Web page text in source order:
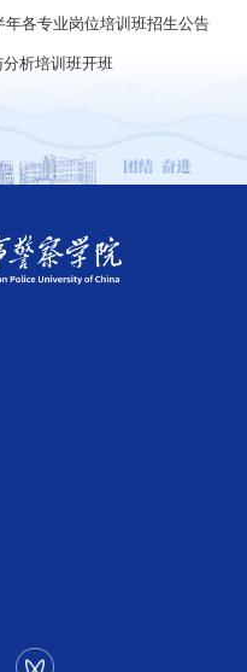
各专业岗位培训班招生公告
析培训班开班